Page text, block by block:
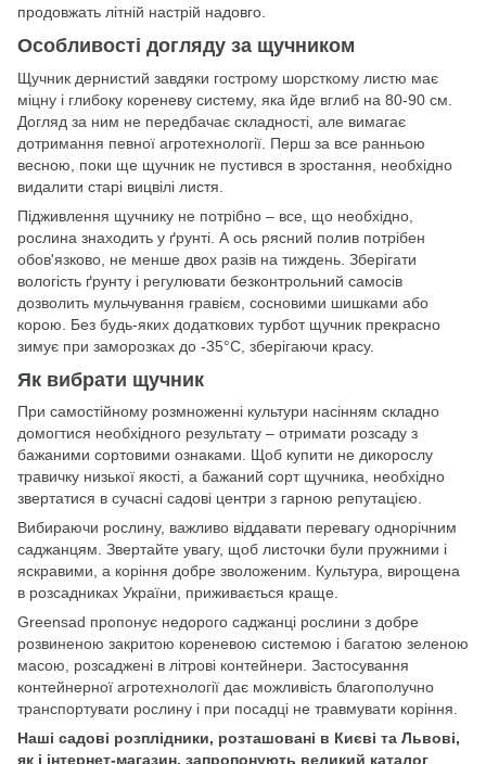
продовжать літній настрій надовго.
Особливості догляду за щучником
Щучник дернистий завдяки гострому шорсткому листю має
міцну і глибоку кореневу систему, яка йде вглиб на 80-90 см.
Догляд за ним не передбачає складності, але вимагає
дотримання певної агротехнології. Перш за все ранньою
весною, поки ще щучник не пустився в зростання, необхідно
видалити старі вицвілі листя.
Підживлення щучнику не потрібно – все, що необхідно,
рослина знаходить у ґрунті. А ось рясний полив потрібен
обов'язково, не менше двох разів на тиждень. Зберігати
вологість ґрунту і регулювати безконтрольний самосів
дозволить мульчування гравієм, сосновими шишками або
корою. Без будь-яких додаткових турбот щучник прекрасно
зимує при заморозках до -35°C, зберігаючи красу.
Як вибрати щучник
При самостійному розмноженні культури насінням складно
домогтися необхідного результату – отримати розсаду з
бажаними сортовими ознаками. Щоб купити не дикорослу
травичку низької якості, а бажаний сорт щучника, необхідно
звертатися в сучасні садові центри з гарною репутацією.
Вибираючи рослину, важливо віддавати перевагу однорічним
саджанцям. Звертайте увагу, щоб листочки були пружними і
яскравими, а коріння добре зволоженим. Культура, вирощена
в розсадниках України, приживається краще.
Greensad пропонує недорого саджанці рослини з добре
розвиненою закритою кореневою системою і багатою зеленою
масою, розсаджені в літрові контейнери. Застосування
контейнерної агротехнології дає можливість благополучно
транспортувати рослину і при посадці не травмувати коріння.
Наші садові розплідники, розташовані в Києві та Львові,
як і інтернет-магазин, запропонують великий каталог